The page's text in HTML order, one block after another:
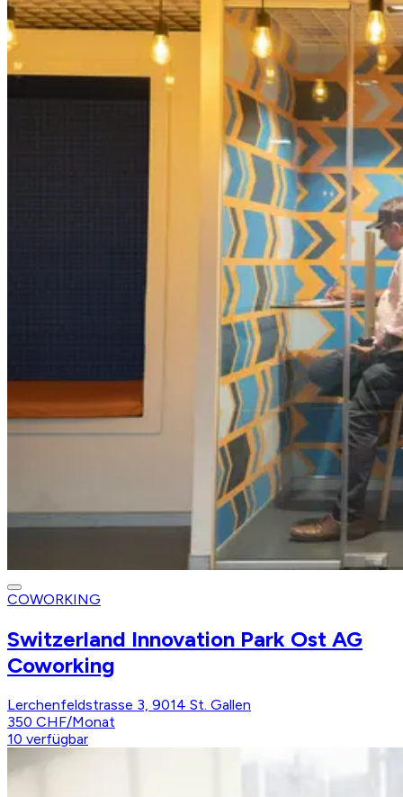
COWORKING
Switzerland Innovation Park Ost AG
Coworking
Lerchenfeldstrasse 3, 9014 St. Gallen
350 CHF/Monat
10 verfügbar